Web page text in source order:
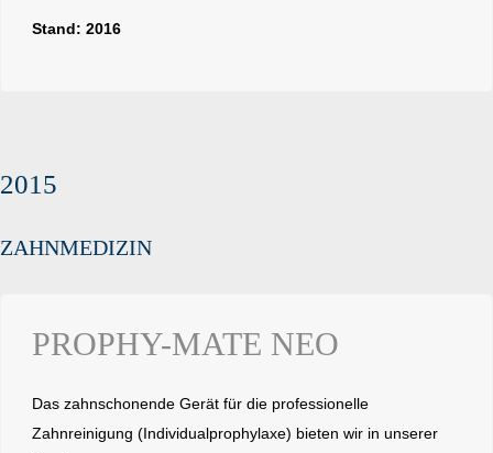
Stand: 2016
2015
ZAHNMEDIZIN
PROPHY-MATE NEO
Das zahnschonende Gerät für die professionelle
Zahnreinigung (Individualprophylaxe) bieten wir in unserer